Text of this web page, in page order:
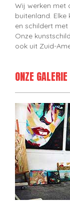
Wij werken met
buitenland.
en schildert
Onze
ook uit Zuid-
ONZE GALERIE